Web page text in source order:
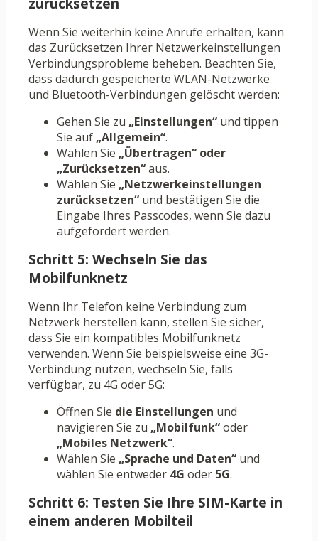
zurücksetzen
Wenn Sie weiterhin keine Anrufe erhalten, kann
das Zurücksetzen Ihrer Netzwerkeinstellungen
Verbindungsprobleme beheben. Beachten Sie,
dass dadurch gespeicherte WLAN-Netzwerke
und Bluetooth-Verbindungen gelöscht werden:
Gehen Sie zu „Einstellungen“ und tippen
Sie auf „Allgemein“.
Wählen Sie „Übertragen“ oder
„Zurücksetzen“aus.
Wählen Sie „Netzwerkeinstellungen
zurücksetzen“ und bestätigen Sie die
Eingabe Ihres Passcodes, wenn Sie dazu
aufgefordert werden.
Schritt 5: Wechseln Sie das
Mobilfunknetz
Wenn Ihr Telefon keine Verbindung zum
Netzwerk herstellen kann, stellen Sie sicher,
dass Sie ein kompatibles Mobilfunknetz
verwenden. Wenn Sie beispielsweise eine 3G-
Verbindung nutzen, wechseln Sie, falls
verfügbar, zu 4G oder 5G:
Öffnen Sie die Einstellungen und
navigieren Sie zu „Mobilfunk“oder
„Mobiles Netzwerk“.
Wählen Sie „Sprache und Daten“ und
wählen Sie entweder 4G oder 5G.
Schritt 6: Testen Sie Ihre SIM-Karte in
einem anderen Mobilteil